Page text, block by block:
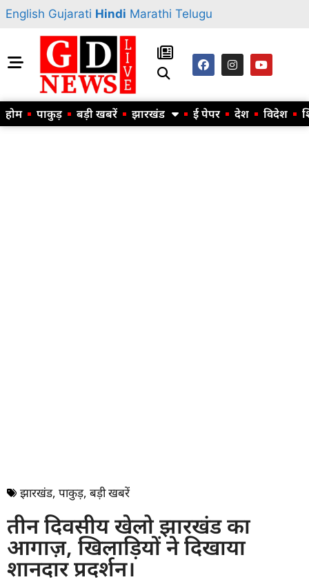
English Gujarati Hindi Marathi Telugu
होम पाकुड़ बड़ी खबरें झारखंड ई पेपर देश विदेश
झारखंड, पाकुड़, बड़ी खबरें
तीन दिवसीय खेलो झारखंड का
आगाज़, खिलाड़ियों ने दिखाया
शानदार प्रदर्शन।